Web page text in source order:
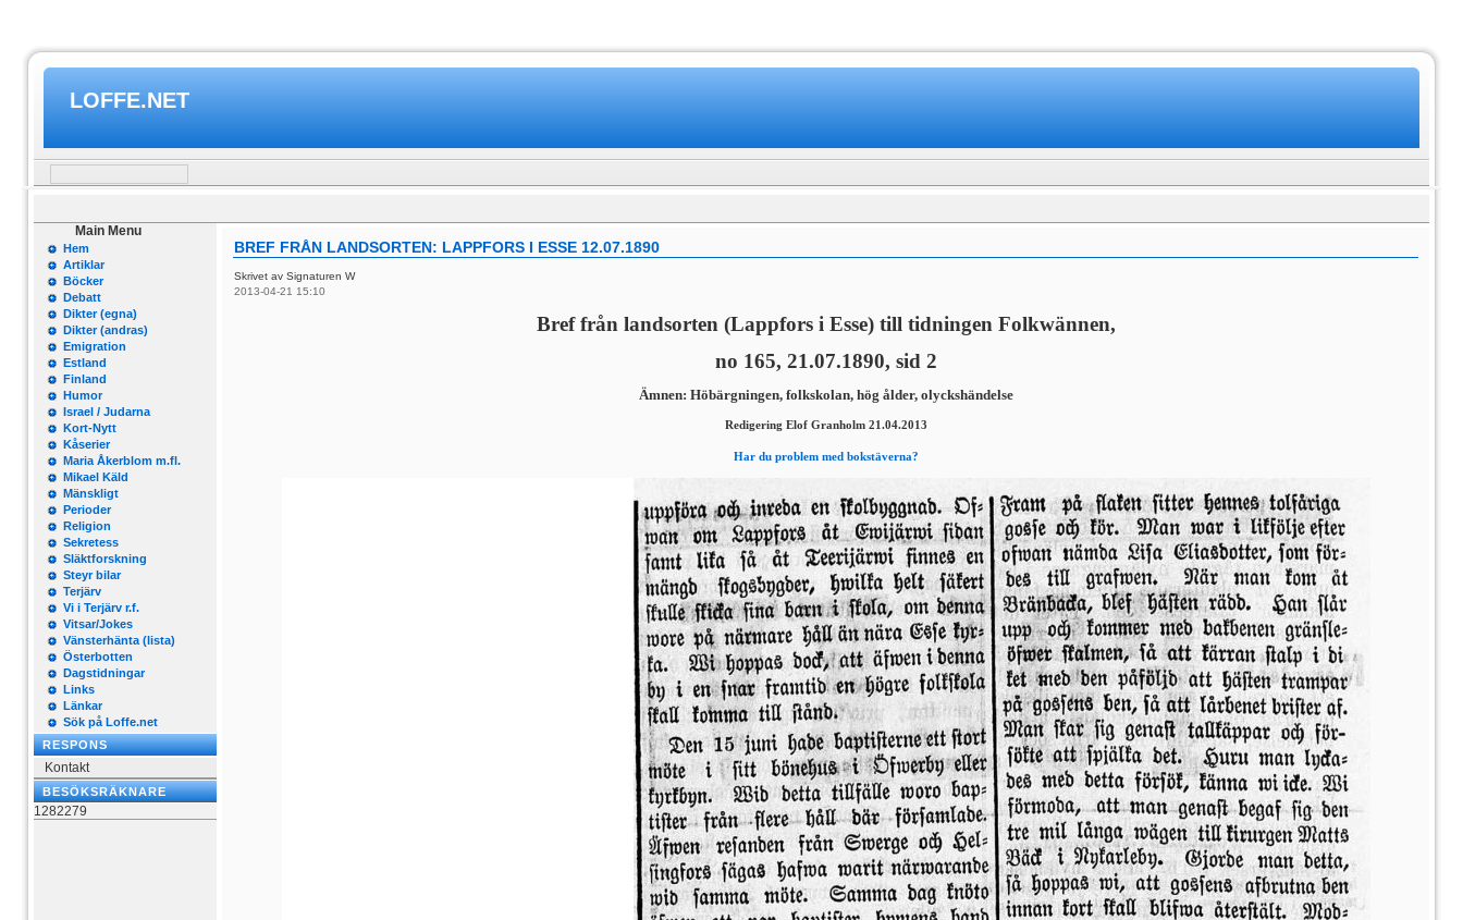
LOFFE.NET
Main Menu
Hem
Artiklar
Böcker
Debatt
Dikter (egna)
Dikter (andras)
Emigration
Estland
Finland
Humor
Israel / Judarna
Kort-Nytt
Kåserier
Maria Åkerblom m.fl.
Mikael Käld
Mänskligt
Perioder
Religion
Sekretess
Släktforskning
Steyr bilar
Terjärv
Vi i Terjärv r.f.
Vitsar/Jokes
Vänsterhänta (lista)
Österbotten
Dagstidningar
Links
Länkar
Sök på Loffe.net
RESPONS
Kontakt
BESÖKSRÄKNARE
1282279
BREF FRÅN LANDSORTEN: LAPPFORS I ESSE 12.07.1890
Skrivet av Signaturen W
2013-04-21 15:10
Bref från landsorten (Lappfors i Esse) till tidningen Folkwännen,
no 165, 21.07.1890, sid 2
Ämnen: Höbärgningen, folkskolan, hög ålder, olyckshändelse
Redigering Elof Granholm 21.04.2013
Har du problem med bokstäverna?